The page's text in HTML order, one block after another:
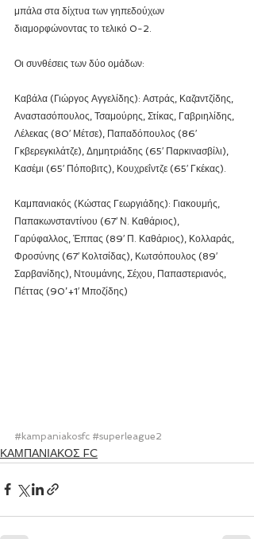
μπάλα στα δίχτυα των γηπεδούχων
διαμορφώνοντας το τελικό 0-2.
Οι συνθέσεις των δύο ομάδων:
Καβάλα (Γιώργος Αγγελίδης): Αστράς, Καζαντζίδης,
Αναστασόπουλος, Τσαμούρης, Στίκας, Γαβριηλίδης,
Λέλεκας (80′ Μέτσε), Παπαδόπουλος (86′
Γκβερεγκιλάτζε), Δημητριάδης (65′ Παρκινασβίλι),
Κασέμι (65′ Πόποβιτς), Κουχρεΐντζε (65′ Γκέκας).
Καμπανιακός (Κώστας Γεωργιάδης): Γιακουμής,
Παπακωνσταντίνου (67′ Ν. Καθάριος),
Γαρύφαλλος, Έππας (89′ Π. Καθάριος), Κολλαράς,
Φροσύνης (67′ Κολτσίδας), Κωτσόπουλος (89′
Σαρβανίδης), Ντουμάνης, Σέχου, Παπαστεριανός,
Πέττας (90’+1′ Μποζίδης)
#kampaniakosfc #superleague2
ΚΑΜΠΑΝΙΑΚΟΣ FC